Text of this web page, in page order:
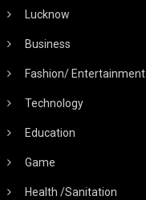
Lucknow
Business
Fashion/ Entertainment
Technology
Education
Game
Health /Sanitation